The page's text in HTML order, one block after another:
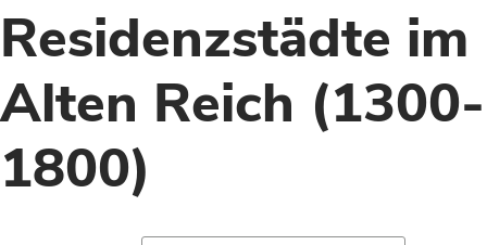
Residenzstädte im
Alten Reich (1300-
1800)